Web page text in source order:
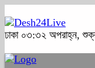
ঢাকা ০৩:৩২ অপরাহ্ন,